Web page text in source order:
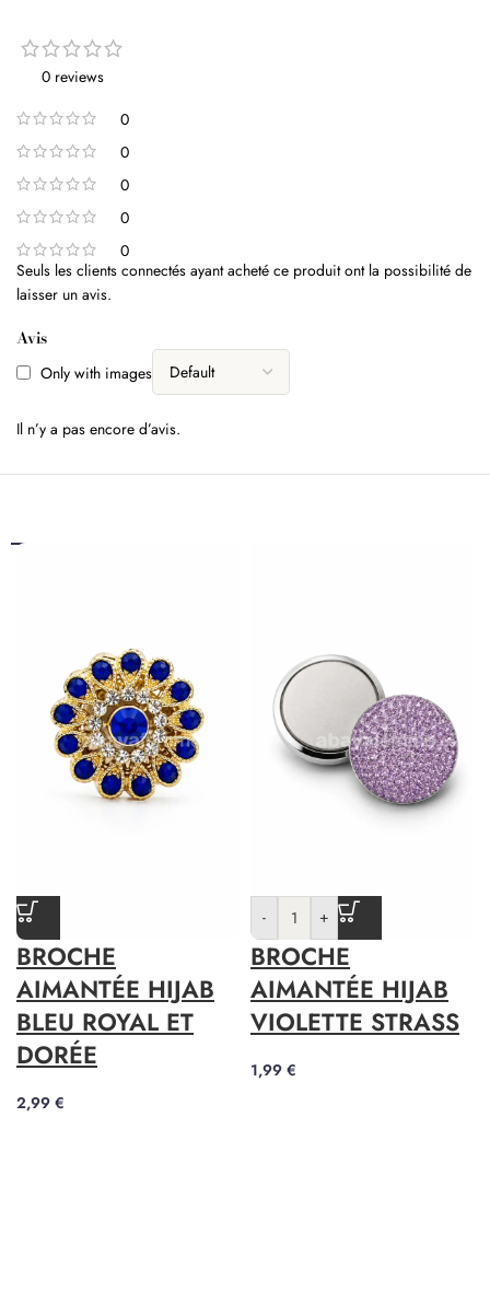
0 reviews
0
0
0
0
0
Avis
Only with images
Il n’y a pas encore d’avis.
Seuls les clients connectés ayant acheté ce produit ont la possibilité de
laisser un avis.
BROCHE
AIMANTÉE HIJAB
BLEU ROYAL ET
DORÉE
2,99 €
- +
BROCHE
AIMANTÉE HIJAB
VIOLETTE STRASS
1,99 €